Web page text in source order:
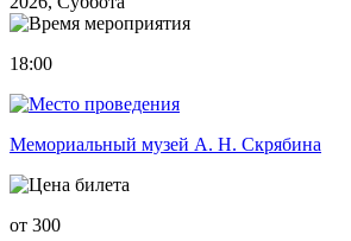
18:00
Мемориальный музей А. Н. Скрябина
от 300